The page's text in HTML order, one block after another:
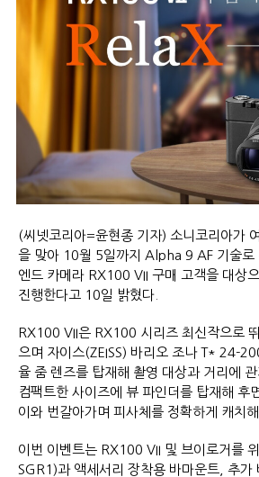
(씨넷코리아=윤현종 기자) 소니코리아가
을 맞아 10월 5일까지 Alpha 9 AF 기술로
엔드 카메라 RX100 VII 구매 고객을 대상
진행한다고 10일 밝혔다.
RX100 VII은 RX100 시리즈 최신작으로
으며 자이스(ZEISS) 바리오 조나 T* 24-
율 줌 렌즈를 탑재해 촬영 대상과 거리에
컴팩트한 사이즈에 뷰 파인더를 탑재해 후
이와 번갈아가며 피사체를 정확하게 캐치
이번 이벤트는 RX100 VII 및 브이로거를
SGR1)과 액세서리 장착용 바마운트, 추가